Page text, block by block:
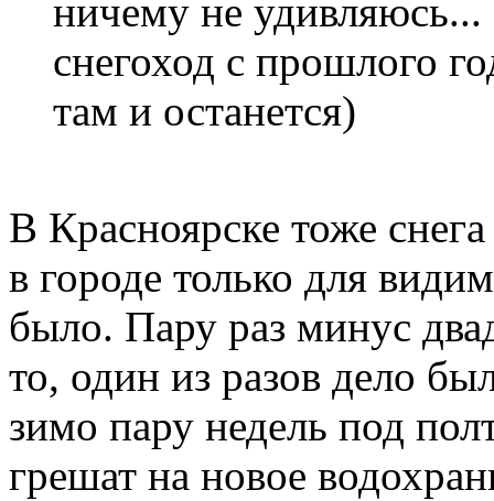
ничему не удивляюсь...
снегоход с прошлого
там и останется)
В Красноярске тоже
в городе только для
было. Пару раз минус
то, один из разов дело
зимо пару недель под
грешат на новое